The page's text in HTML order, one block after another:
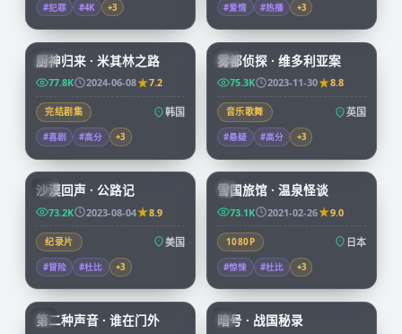
#犯罪 #4K +3 #爱情 #热播 +3
KR
58:31
厨神归来 · 米其林之路
77.8K 2024-06-08 7.2
完结剧集 韩国
#喜剧 #高分 +3
CN
68:22
雾都侦探 · 维多利亚案
75.3K 2023-11-30 8.8
音乐歌舞 英国
#悬疑 #高分 +3
CN
沙漠回声 · 公路记
73.2K 2023-08-04 8.9
纪录片 美国
#冒险 #杜比 +3
JP
雪国旅馆 · 温泉怪谈
73.1K 2021-02-26 9.0
1080P 日本
#惊悚 #杜比 +3
KR
72:34
第二种声音 · 谁在门外 JP
99:04
暗号 · 战国秘录